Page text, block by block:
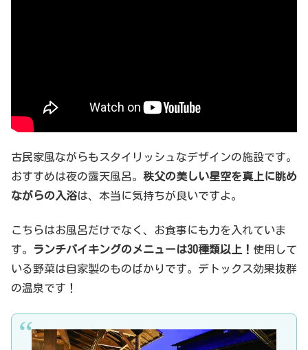
古民家風ながらもスタイリッシュなデザインの施設です。
おすすめは夜の露天風呂。 秩父の美しい星空を真上に眺め
ながらの入浴は、本当に気持ちが良いですよ。
こちらはお風呂だけでなく、お食事にも力を入れていま
す。 ランチバイキングのメニューは30種類以上！ 使用して
いる野菜は自家製のものばかりです。デトックス効果抜群
の温泉です！